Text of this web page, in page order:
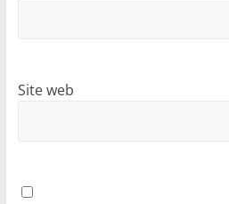
Site web